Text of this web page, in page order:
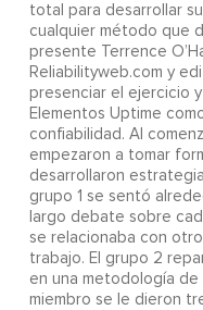
total para desarrollar
cualquier método que
presente Terrence
Reliabilityweb.com y
presenciar el ejercicio
Elementos Uptime
confiabilidad. Al
empezaron a tomar
desarrollaron
grupo 1 se sentó
largo debate sobre
se relacionaba con
trabajo. El grupo 2
en una metodología
miembro se le dieron